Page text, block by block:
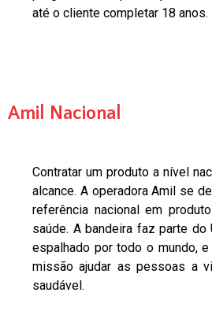
até o cliente completar 18 anos.
Amil Nacional
Contratar um produto a nível
alcance. A operadora Amil se
referência nacional em
saúde. A bandeira faz parte do
espalhado por todo o mundo,
missão ajudar as pessoas a
saudável.